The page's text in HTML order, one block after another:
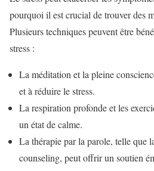
pourquoi il est crucial de trouver des
Plusieurs techniques peuvent être
stress :
La méditation et la pleine
et à réduire le stress.
La respiration profonde et les
un état de calme.
La thérapie par la parole, telle que
counseling, peut offrir un soutien